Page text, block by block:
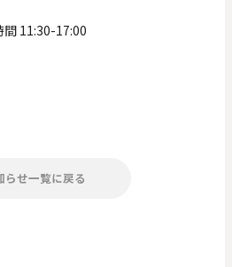
11:30-17:00
らせ一覧に戻る